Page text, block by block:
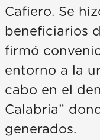
Cafiero. Se
beneficiarios
firmó
entorno a la
cabo en el
Calabria”
generados.